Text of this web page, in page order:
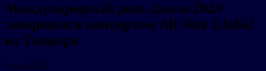
Международный день джаза-2024
завершился концертом All-Star Global
из Танжера
2 мая 2024